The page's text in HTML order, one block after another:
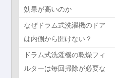
効果が高いのか
なぜドラム式洗濯機のドア
は内側から開けない？
ドラム式洗濯機の乾燥フィ
ルターは毎回掃除が必要な